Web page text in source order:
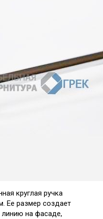
круглая ручка
Ее размер создает
линию на фасаде,